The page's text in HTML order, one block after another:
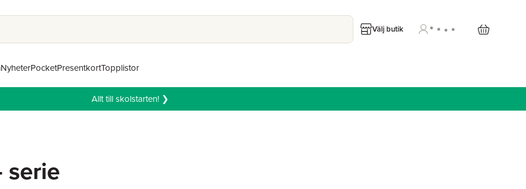
Välj butik
NyheterPocketPresentkortTopplistor
Allt till skolstarten! ❯